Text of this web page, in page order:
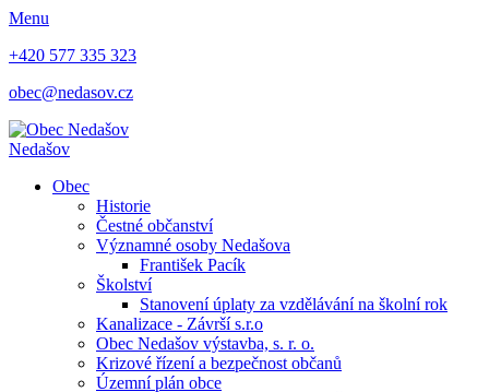
Menu
+420 577 335 323
obec@nedasov.cz
Nedašov
Obec
Historie
Čestné občanství
Významné osoby Nedašova
František Pacík
Školství
Stanovení úplaty za vzdělávání na školní rok
Kanalizace - Závrší s.r.o
Obec Nedašov výstavba, s. r. o.
Krizové řízení a bezpečnost občanů
Územní plán obce